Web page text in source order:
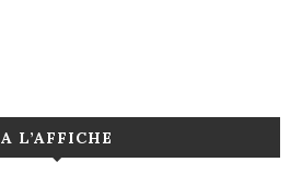
A L’AFFICHE